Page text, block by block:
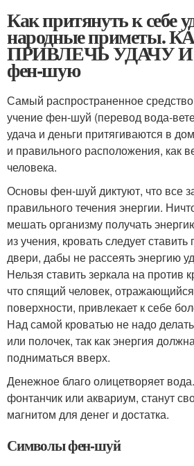
Как притянуть к себе
народные приметы.
ПРИВЛЕЧЬ УДАЧУ
фен-шую
Самый распространенное
учение фен-шуй (перевод вода-
удача и деньги притягиваются в
и правильного расположения, как
человека.
Основы фен-шуй диктуют, что все
правильного течения энергии.
мешать организму получать
из учения, кровать следует
двери, дабы не рассеять энергию
Нельзя ставить зеркала на против
что спящий человек,
поверхности, привлекает к себе
Над самой кроватью не надо
или полочек, так как энергия
подниматься вверх.
Денежное благо олицетворяет
фонтанчик или аквариум, станут
магнитом для денег и достатка.
Символы фен-шуй